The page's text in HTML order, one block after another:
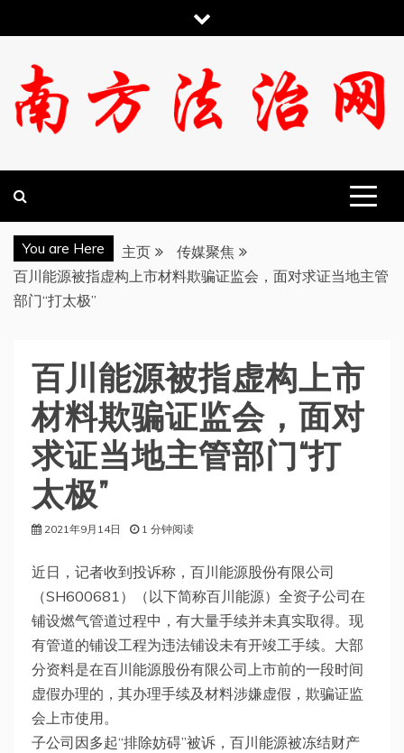
至
You are Here 主页
传媒聚焦
百川能源被指虚构上市材料欺骗证监会，面对求证当地主管
部门“打太极”
百川能源被指虚构上市
材料欺骗证监会，面对
求证当地主管部门“打
太极”
2021年9月14日 1 分钟阅读
近日，记者收到投诉称，百川能源股份有限公司
（SH600681）（以下简称百川能源）全资子公司在
铺设燃气管道过程中，有大量手续并未真实取得。现
有管道的铺设工程为违法铺设未有开竣工手续。大部
分资料是在百川能源股份有限公司上市前的一段时间
虚假办理的，其办理手续及材料涉嫌虚假，欺骗证监
会上市使用。
子公司因多起“排除妨碍”被诉，百川能源被冻结财产